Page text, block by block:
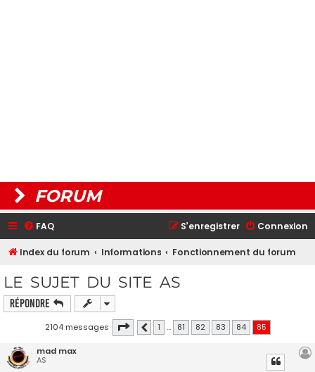
FORUM
FAQ Connexion
S’enregistrer
Index du forum Informations Fonctionnement du forum
LE SUJET DU SITE AS
Répondre
2104 messages Page 85 sur85
Précédente
1 … 81 82 83 84 85
mad max
AS